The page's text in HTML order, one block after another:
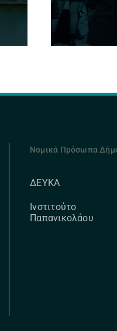
Νομικά Πρόσωπα
ΔΕΥΚΑ
Ινστιτούτο
Παπανικολάου